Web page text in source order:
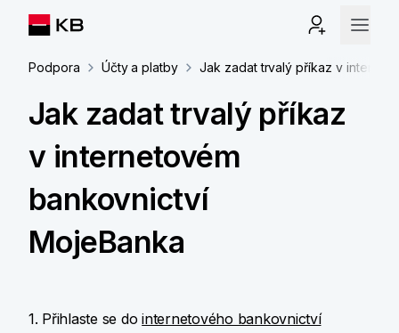
Podpora Účty a platby Jak zadat trvalý příkaz v
Jak zadat trvalý příkaz
v internetovém
bankovnictví
MojeBanka
1. Přihlaste se dointernetového bankovnictví